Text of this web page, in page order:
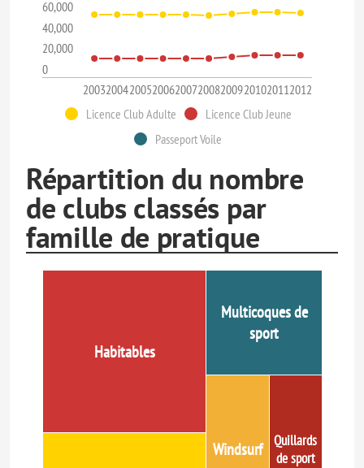
0
20,000
40,000
60,000
2003200420052006200720082009201020112012
Licence Club Adulte
Licence Club Jeune
Passeport Voile
Répartition du nombre
de clubs classés par
famille de pratique
Habitables
Multicoques de
sport
Windsurf
Quillards
de sport